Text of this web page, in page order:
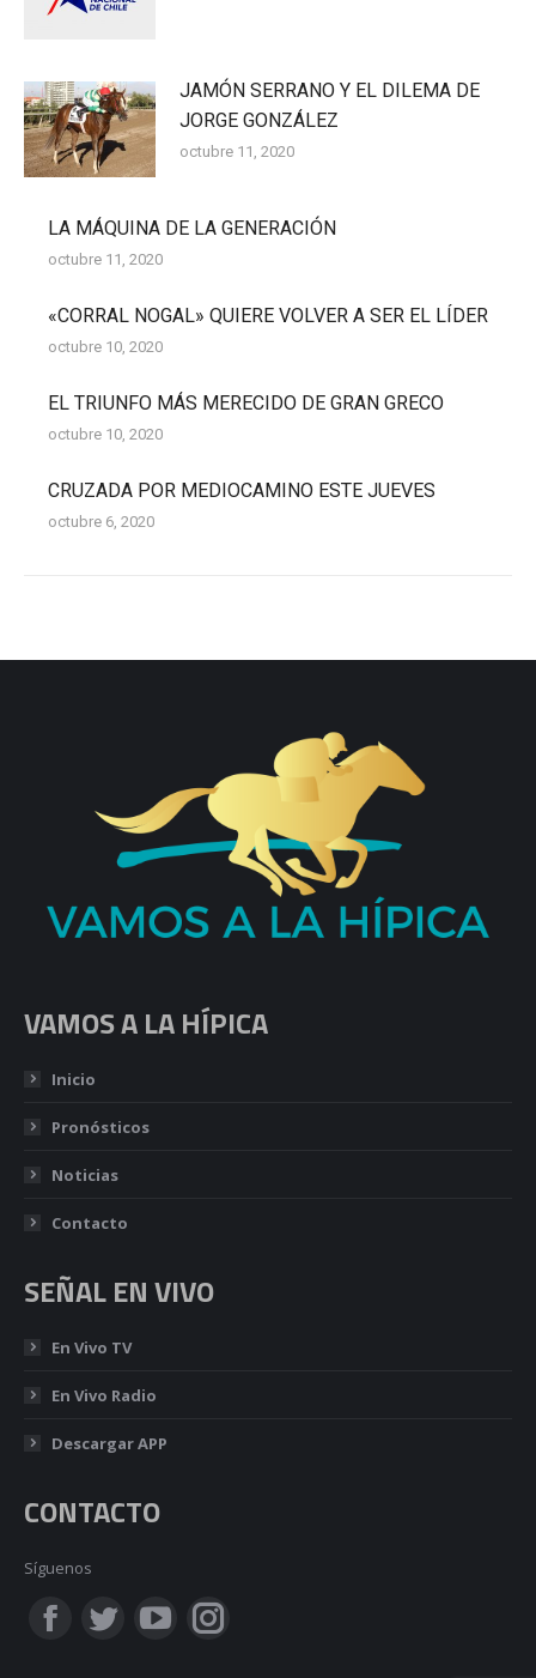
JAMÓN SERRANO Y EL DILEMA DE
JORGE GONZÁLEZ
octubre 11, 2020
LA MÁQUINA DE LA GENERACIÓN
octubre 11, 2020
«CORRAL NOGAL» QUIERE VOLVER A SER EL LÍDER
octubre 10, 2020
EL TRIUNFO MÁS MERECIDO DE GRAN GRECO
octubre 10, 2020
CRUZADA POR MEDIOCAMINO ESTE JUEVES
octubre 6, 2020
VAMOS A LA HÍPICA
Inicio
Pronósticos
Noticias
Contacto
SEÑAL EN VIVO
En Vivo TV
En Vivo Radio
Descargar APP
CONTACTO
Síguenos
Encuéntranos en:
FacebookTwitter
YouTubeInstagram